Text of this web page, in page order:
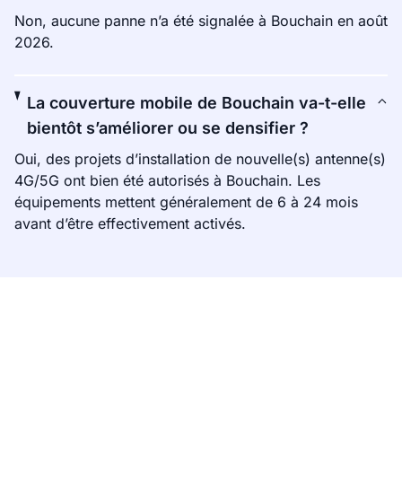
Non, aucune panne n’a été signalée à Bouchain en août
2026.
La couverture mobile de Bouchain va-t-elle
bientôt s’améliorer ou se densifier ?
Oui, des projets d’installation de nouvelle(s) antenne(s)
4G/5G ont bien été autorisés à Bouchain. Les
équipements mettent généralement de 6 à 24 mois
avant d’être effectivement activés.